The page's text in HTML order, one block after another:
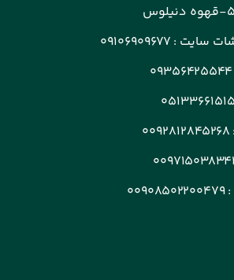
سایت : 09106909677
09356425544
05133661515
0092812845268
:
00908502200479